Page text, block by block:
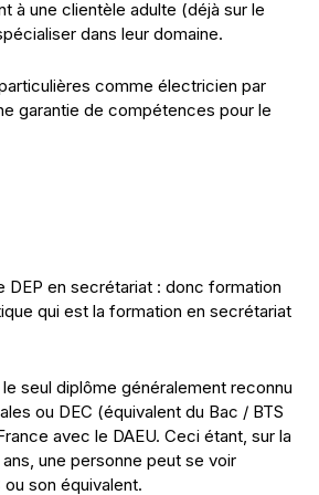
à une clientèle adulte (déjà sur le
dans leur domaine.
comme électricien par
garantie de compétences pour le
DEP en secrétariat : donc formation
qui est la formation en secrétariat
seul diplôme généralement reconnu
ou DEC (équivalent du Bac / BTS
avec le DAEU. Ceci étant, sur la
une personne peut se voir
son équivalent.